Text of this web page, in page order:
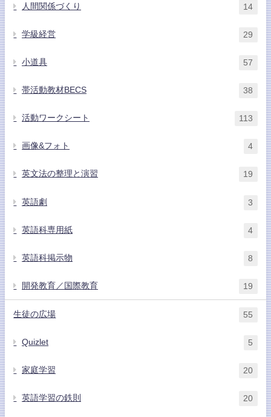
人間関係づくり 14
学級経営 29
小道具 57
帯活動教材BECS 38
活動ワークシート 113
画像&フォト 4
英文法の整理と演習 19
英語劇 3
英語科専用紙 4
英語科掲示物 8
開発教育／国際教育 19
生徒の広場 55
Quizlet 5
家庭学習 20
英語学習の鉄則 20